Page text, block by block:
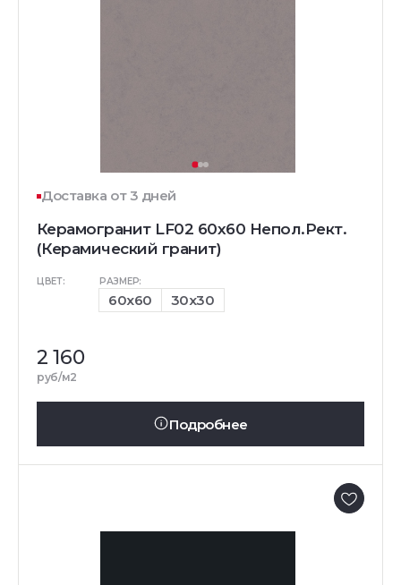
Доставка от 3 дней
Керамогранит LF02 60x60 Непол.Рект.
(Керамический гранит)
ЦВЕТ: РАЗМЕР:
60x60 30x30
2 160
руб/м2
Подробнее